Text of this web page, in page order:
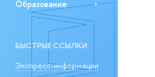
Образование
БЫСТРЫЕ ССЫЛКИ
Экспресс-информации